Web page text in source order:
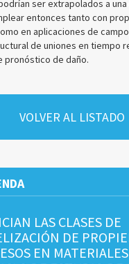
ser extrapolados a una
entonces tanto con
en aplicaciones de
de uniones en tiempo
pronóstico de daño.
VOLVER AL LISTADO
LAS CLASES DE
DE
EN